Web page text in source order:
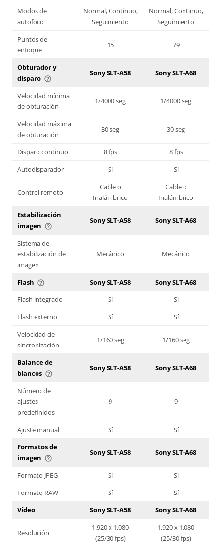
Modos de
autofoco
Normal, Continuo,
Seguimiento
Normal, Continuo,
Seguimiento
Puntos de
enfoque
15 79
Obturador y
disparo help_outline
Sony SLT-A58 Sony SLT-A68
Velocidad mínima
de obturación
1/4000 seg 1/4000 seg
Velocidad máxima
de obturación
30 seg 30 seg
Disparo continuo 8 fps
8 fps
Autodisparador
Sí Sí
Control remoto
Cable o
Inalámbrico
Cable o
Inalámbrico
Estabilización
imagen help_outline
Sony SLT-A58 Sony SLT-A68
Sistema de
estabilización de
imagen
Mecánico Mecánico
Flash help_outline Sony SLT-A58
Sony SLT-A68
Flash integrado
Sí
Sí
Flash externo
Sí
Sí
Velocidad de
sincronización
1/160 seg 1/160 seg
Balance de
blancos help_outline
Sony SLT-A58 Sony SLT-A68
Número de
ajustes
predefinidos
9 9
Ajuste manual Sí
Sí
Formatos de
imagen help_outline
Sony SLT-A58 Sony SLT-A68
Formato JPEG Sí
Sí
Formato RAW
Sí
Sí
Vídeo
Sony SLT-A58 Sony SLT-A68
Resolución
1.920 x 1.080
(25/30 fps)
1.920 x 1.080
(25/30 fps)